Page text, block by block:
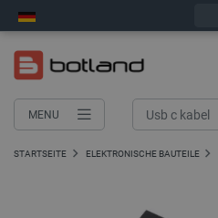
MENU
STARTSEITE ELEKTRONISCHE BAUTEILE